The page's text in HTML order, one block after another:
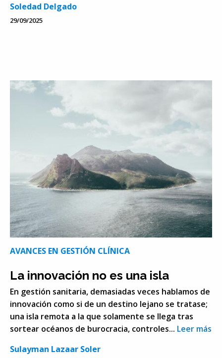
Soledad Delgado
29/09/2025
AVANCES EN GESTIÓN CLÍNICA
La innovación no es una isla
En gestión sanitaria, demasiadas veces hablamos de
innovación como si de un destino lejano se tratase;
una isla remota a la que solamente se llega tras
sortear océanos de burocracia, controles... Leer más
Sulayman Lazaar Soler